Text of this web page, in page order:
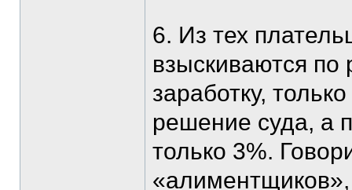
6. Из тех
взыскиваются
заработку,
решение суда, а
только 3%.
«алиментщиков»,